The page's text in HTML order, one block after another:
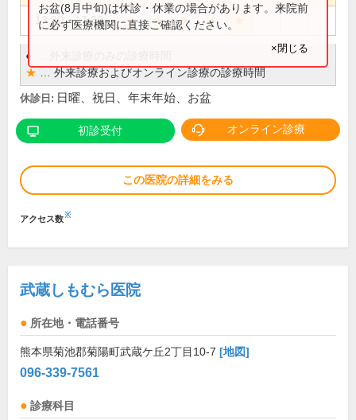
13:30～17:30 ★ ★ ★ ★
●
★ … 外来診療およびオンライン診療の診療時間
お盆(8月中旬)は休診・休業の場合があります。来院前
に必ず医療機関に直接ご確認ください。
×閉じる
休診日: 日曜、祝日、年末年始、お盆
初診受付 オンライン診療
この医院の詳細をみる
アクセス数※
武蔵しもむら医院
所在地・電話番号
熊本県菊池郡菊陽町武蔵ケ丘2丁目10-7 [地図]
096-339-7561
診療科目